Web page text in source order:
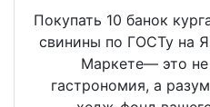
Покупать 10 банок
свинины по ГОСТу на
Маркете— это не
гастрономия, а